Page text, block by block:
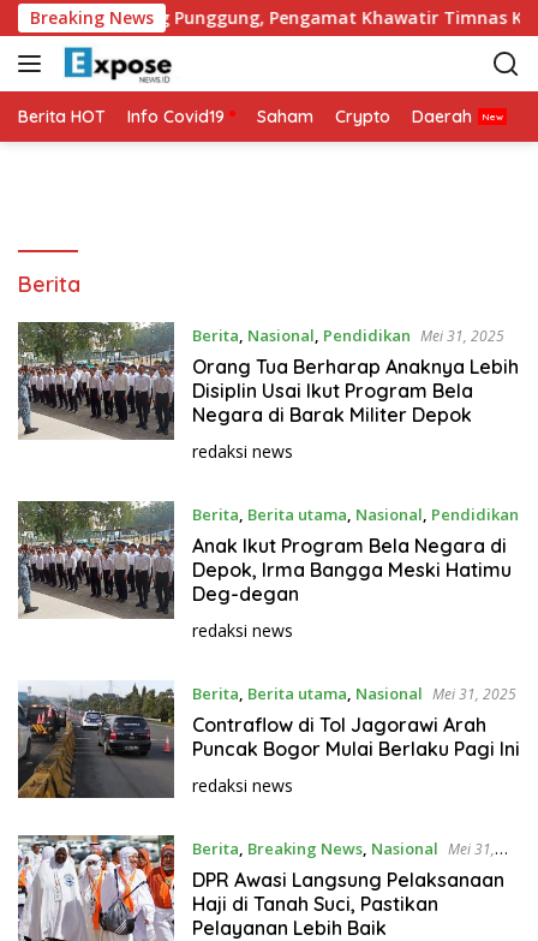
a
g
u
Breaking News
Jadi Tulang Punggung, Pengamat Khawatir Timnas
Berita HOT Info Covid19 Saham Crypto Daerah
Berita
Berita, Nasional, Pendidikan Mei 31, 2025
Orang Tua Berharap Anaknya Lebih
Disiplin Usai Ikut Program Bela
Negara di Barak Militer Depok
redaksi news
Berita, Berita utama, Nasional, Pendidikan
Mei 31, 2025
Anak Ikut Program Bela Negara di
Depok, Irma Bangga Meski Hatimu
Deg-degan
redaksi news
Berita, Berita utama, Nasional Mei 31, 2025
Contraflow di Tol Jagorawi Arah
Puncak Bogor Mulai Berlaku Pagi Ini
redaksi news
Berita, Breaking News, Nasional Mei 31,
2025
DPR Awasi Langsung Pelaksanaan
Haji di Tanah Suci, Pastikan
Pelayanan Lebih Baik